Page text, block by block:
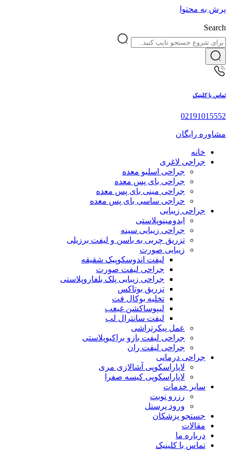
پرش به محتوا
Search
تماس با کلینیک
02191015552
مشاوره رایگان
خانه
جراحی لاغری
جراحی اسلیو معده
جراحی بای پس معده
جراحی مینی بای پس معده
حراجی ساسی بای پس معده
جراحی زیبایی
ابدومینوپلاستی
جراحی زیبایی سینه
تزریق چربی به باسن و لیفت برزیلی
زیبایی صورت
لیفت اندوسکوپیک شقیقه
جراحی لیفت صورت
جراحی زیبایی پلک بلفاروپلاستی
تزریق بوتاکس
تخلیه بوکال فت
لیپوساکشن غبغب
لیفت سانترال لب
عمل پیکرتراشی
جراحی لیفت بازو براکیوپلاستی
جراحی لیفت ران
جراحی درمانی
لاپاراسکوپی آشالازی مری
لاپاراسکوپی کیسه صفرا
سایر خدمات
رزرو نوبت
ورود پرسنل
جستجو پزشکان
مقالات
درباره ما
تماس با کلینیک